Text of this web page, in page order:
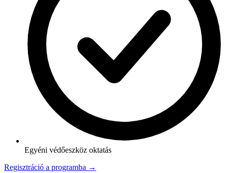
Egyéni védőeszköz oktatás
Regisztráció a programba →